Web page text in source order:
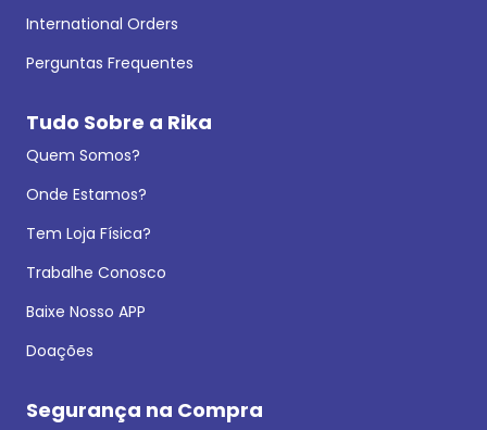
International Orders
Perguntas Frequentes
Tudo Sobre a Rika
Quem Somos?
Onde Estamos?
Tem Loja Física?
Trabalhe Conosco
Baixe Nosso APP
Doações
Segurança na Compra